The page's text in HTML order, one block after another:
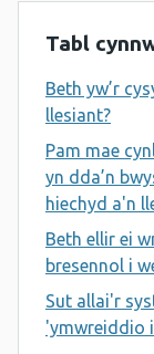
Tabl
Beth yw’r
llesiant?
Pam mae
yn dda’n
hiechyd a'n
Beth ellir ei
bresennol i
Sut allai'r
'ymwreiddio